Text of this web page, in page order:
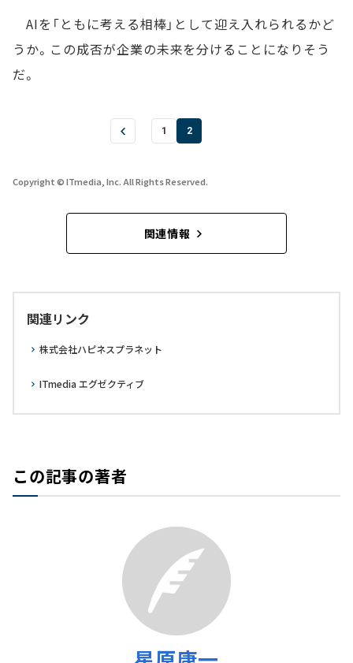
AIを「ともに考える相棒」として迎え入れられるかど
うか。この成否が企業の未来を分けることになりそう
だ。
1 2
Copyright © ITmedia, Inc. All Rights Reserved.
関連情報
関連リンク
株式会社ハピネスプラネット
ITmedia エグゼクティブ
この記事の著者